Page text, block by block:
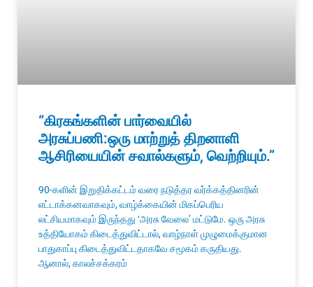
“கிரகங்களின் பார்வையில்
அரசுப்பணி:ஒரு மாற்றுத் திறனாளி
ஆசிரியையின் சவால்களும், வெற்றியும்.”
90-களின் இறுதிக்கட்டம் வரை நடுத்தர வர்க்கத்தினரின்
எட்டாக்கனவாகவும், வாழ்க்கையின் மிகப்பெரிய
லட்சியமாகவும் இருந்தது ‘அரசு வேலை’ மட்டுமே. ஒரு அரசு
உத்தியோகம் கிடைத்துவிட்டால், வாழ்நாள் முழுமைக்குமான
பாதுகாப்பு கிடைத்துவிட்டதாகவே சமூகம் கருதியது.
ஆனால், காலச்சக்கரம்